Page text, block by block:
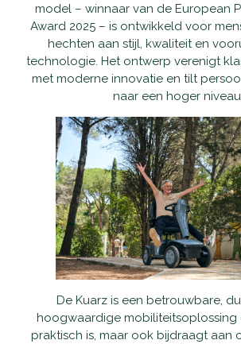
Accu's
Wandelstokken
model – winnaar van de European
Award 2025 – is ontwikkeld voor
hechten aan stijl, kwaliteit en
technologie. Het ontwerp verenigt
met moderne innovatie en tilt
naar een hoger
De Kuarz is een betrouwbare,
hoogwaardige mobiliteitsoplossing
praktisch is, maar ook bijdraagt aan